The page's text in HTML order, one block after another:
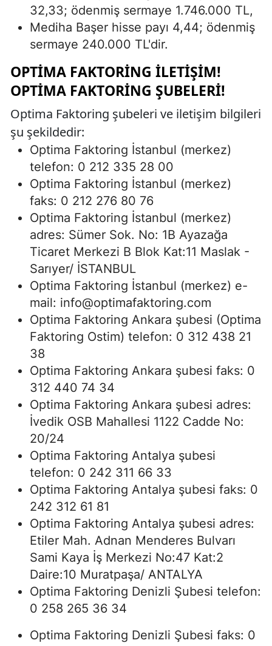
32,33; ödenmiş sermaye 1.746.000 TL,
Mediha Başer hisse payı 4,44; ödenmiş
sermaye 240.000 TL'dir.
OPTIMA FAKTORING İLETIŞIM!
OPTIMA FAKTORING ŞUBELERI!
Optima Faktoring şubeleri ve iletişim bilgileri
şu şekildedir:
Optima Faktoring İstanbul (merkez)
telefon: 0 212 335 28 00
Optima Faktoring İstanbul (merkez)
faks: 0 212 276 80 76
Optima Faktoring İstanbul (merkez)
adres: Sümer Sok. No: 1B Ayazağa
Ticaret Merkezi B Blok Kat:11 Maslak -
Sarıyer/ İSTANBUL
Optima Faktoring İstanbul (merkez) e-
mail: info@optimafaktoring.com
Optima Faktoring Ankara şubesi (Optima
Faktoring Ostim) telefon: 0 312 438 21
38
Optima Faktoring Ankara şubesi faks: 0
312 440 74 34
Optima Faktoring Ankara şubesi adres:
İvedik OSB Mahallesi 1122 Cadde No:
20/24
Optima Faktoring Antalya şubesi
telefon: 0 242 311 66 33
Optima Faktoring Antalya şubesi faks: 0
242 312 61 81
Optima Faktoring Antalya şubesi adres:
Etiler Mah. Adnan Menderes Bulvarı
Sami Kaya İş Merkezi No:47 Kat:2
Daire:10 Muratpaşa/ ANTALYA
Optima Faktoring Denizli Şubesi telefon:
0 258 265 36 34
Optima Faktoring Denizli Şubesi faks: 0